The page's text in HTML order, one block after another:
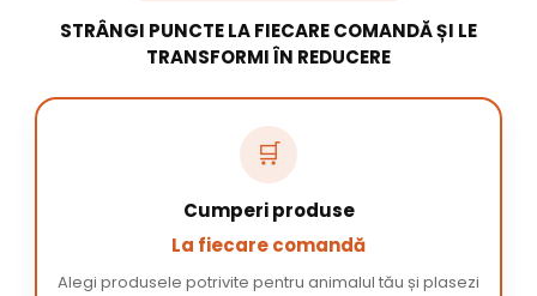
STRÂNGI PUNCTE LA FIECARE COMANDĂ ȘI LE
TRANSFORMI ÎN REDUCERE
🛒
Cumperi produse
La fiecare comandă
Alegi produsele potrivite pentru animalul tău și plasezi